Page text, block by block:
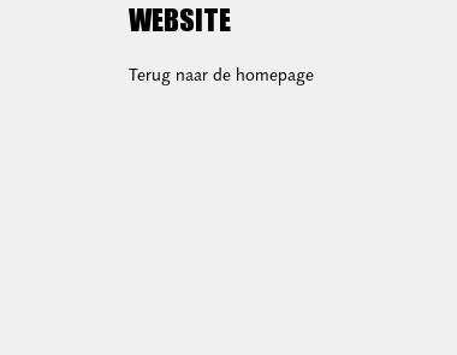
WEBSITE
Terug naar de homepage